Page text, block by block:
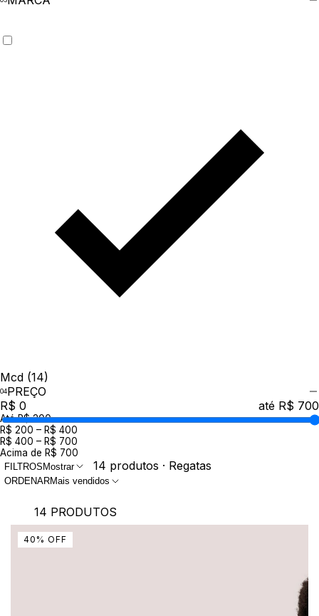
Mcd (14)
PREÇO
R$ 0
até R$ 700
Até R$ 200
R$ 200 – R$ 400
R$ 400 – R$ 700
Acima de R$ 700
FILTROS Mostrar 14 produtos · Regatas
ORDENARMais vendidos
14 PRODUTOS
40 % OFF